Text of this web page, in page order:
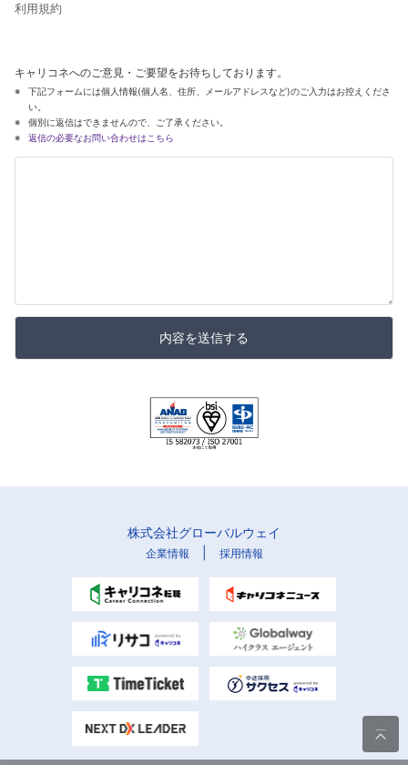
利用規約
キャリコネへのご意見・ご要望をお待ちしております。
下記フォームには個人情報(個人名、住所、メールアドレスなど)のご入力はお控えくださ
い。
個別に返信はできませんので、ご了承ください。
返信の必要なお問い合わせはこちら
内容を送信する
株式会社グローバルウェイ
企業情報 採用情報
